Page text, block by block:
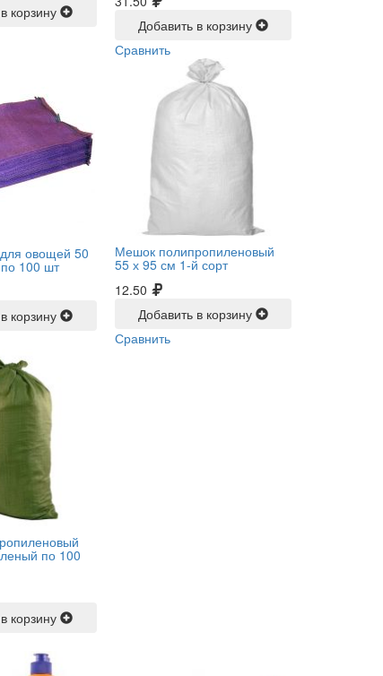
корзину
Добавить в корзину
Сравнить
овощей 50
100 шт
корзину
Мешок полипропиленовый
55 х 95 см 1-й сорт
12.50
Добавить в корзину
Сравнить
по 100
корзину